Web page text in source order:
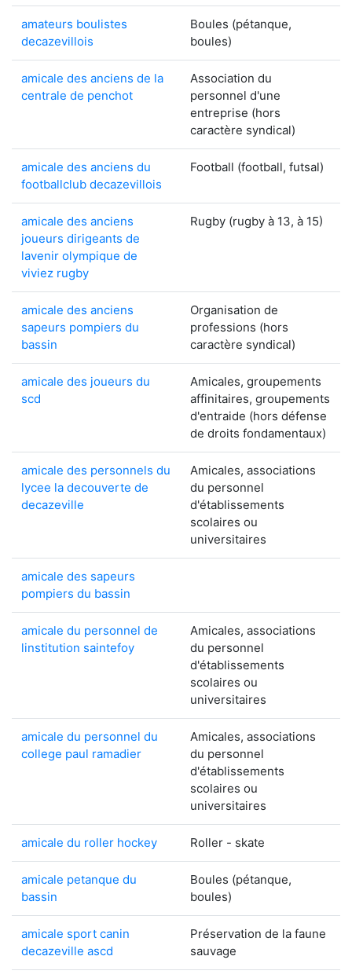
amateurs boulistes
decazevillois
Boules (pétanque,
boules)
amicale des anciens de la
centrale de penchot
Association du
personnel d'une
entreprise (hors
caractère syndical)
amicale des anciens du
footballclub decazevillois
Football (football, futsal)
amicale des anciens
joueurs dirigeants de
lavenir olympique de
viviez rugby
Rugby (rugby à 13, à 15)
amicale des anciens
sapeurs pompiers du
bassin
Organisation de
professions (hors
caractère syndical)
amicale des joueurs du
scd
Amicales, groupements
affinitaires, groupements
d'entraide (hors défense
de droits fondamentaux)
amicale des personnels du
lycee la decouverte de
decazeville
Amicales, associations
du personnel
d'établissements
scolaires ou
universitaires
amicale des sapeurs
pompiers du bassin
amicale du personnel de
linstitution saintefoy
Amicales, associations
du personnel
d'établissements
scolaires ou
universitaires
amicale du personnel du
college paul ramadier
Amicales, associations
du personnel
d'établissements
scolaires ou
universitaires
amicale du roller hockey Roller - skate
amicale petanque du
bassin
Boules (pétanque,
boules)
amicale sport canin
decazeville ascd
Préservation de la faune
sauvage